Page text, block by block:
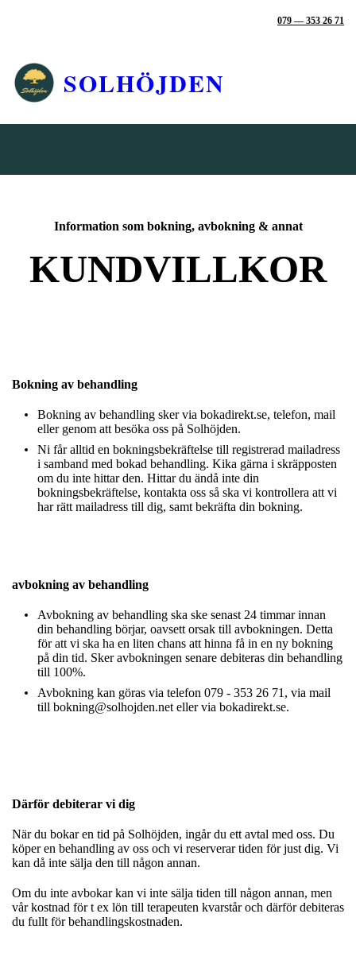
079 — 353 26 71
SOLHÖJDEN
Information som bokning, avbokning & annat
KUNDVILLKOR
Bokning av behandling
Bokning av behandling sker via bokadirekt.se, telefon, mail
eller genom att besöka oss på Solhöjden.
Ni får alltid en bokningsbekräftelse till registrerad mailadress
i samband med bokad behandling. Kika gärna i skräpposten
om du inte hittar den. Hittar du ändå inte din
bokningsbekräftelse, kontakta oss så ska vi kontrollera att vi
har rätt mailadress till dig, samt bekräfta din bokning.
avbokning av behandling
Avbokning av behandling ska ske senast 24 timmar innan
din behandling börjar, oavsett orsak till avbokningen. Detta
för att vi ska ha en liten chans att hinna få in en ny bokning
på din tid. Sker avbokningen senare debiteras din behandling
till 100%.
Avbokning kan göras via telefon 079 - 353 26 71, via mail
till bokning@solhojden.net eller via bokadirekt.se.
Därför debiterar vi dig
När du bokar en tid på Solhöjden, ingår du ett avtal med oss. Du
köper en behandling av oss och vi reserverar tiden för just dig. Vi
kan då inte sälja den till någon annan.
Om du inte avbokar kan vi inte sälja tiden till någon annan, men
vår kostnad för t ex lön till terapeuten kvarstår och därför debiteras
du fullt för behandlingskostnaden.